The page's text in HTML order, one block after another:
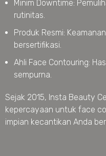
Minim Downtime:
rutinitas.
Produk Resmi:
bersertifikasi.
Ahli Face Contouring:
sempurna.
Sejak 2015, Insta Beauty
kepercayaan untuk face
impian kecantikan Anda